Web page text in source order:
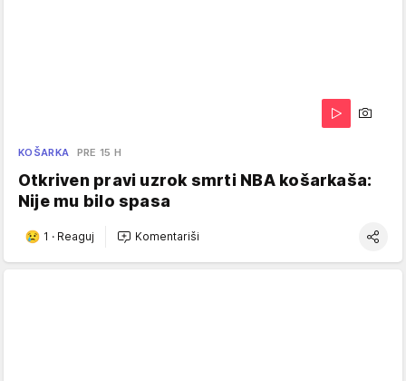
KOŠARKA PRE 15 H
Otkriven pravi uzrok smrti NBA košarkaša:
Nije mu bilo spasa
1 · Reaguj Komentariši